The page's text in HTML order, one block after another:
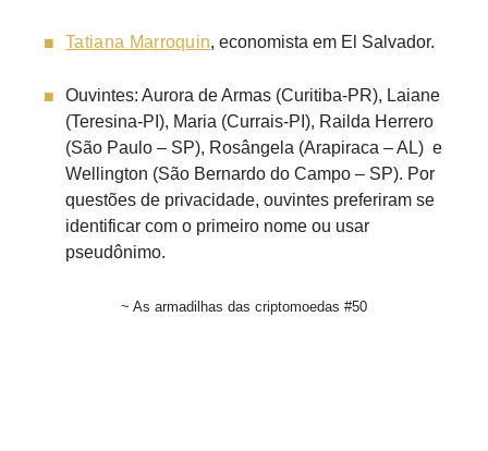
Tatiana Marroquin, economista em El Salvador.
Ouvintes: Aurora de Armas (Curitiba-PR), Laiane
(Teresina-PI), Maria (Currais-PI), Railda Herrero
(São Paulo – SP), Rosângela (Arapiraca – AL) e
Wellington (São Bernardo do Campo – SP). Por
questões de privacidade, ouvintes preferiram se
identificar com o primeiro nome ou usar
pseudônimo.
~ As armadilhas das criptomoedas #50